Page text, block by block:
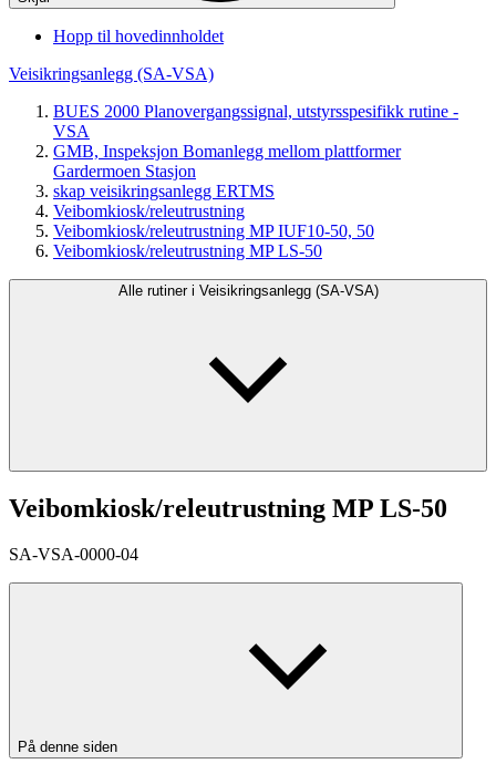
Hopp til hovedinnholdet
Veisikringsanlegg (SA-VSA)
BUES 2000 Planovergangssignal, utstyrsspesifikk rutine -
VSA
GMB, Inspeksjon Bomanlegg mellom plattformer
Gardermoen Stasjon
skap veisikringsanlegg ERTMS
Veibomkiosk/releutrustning
Veibomkiosk/releutrustning MP IUF10-50, 50
Veibomkiosk/releutrustning MP LS-50
Alle rutiner i Veisikringsanlegg (SA-VSA)
Veibomkiosk/releutrustning MP LS-50
SA-VSA-0000-04
På denne siden